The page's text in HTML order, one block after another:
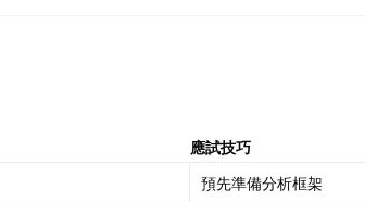
應試技巧
預先準備分析框架